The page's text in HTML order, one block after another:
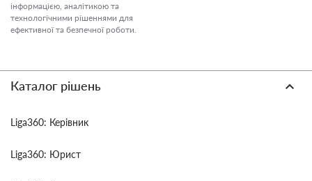
інформацією, аналітикою та
технологічними рішеннями для
ефективної та безпечної роботи.
Каталог рішень
Liga360: Керівник
Liga360: Юрист